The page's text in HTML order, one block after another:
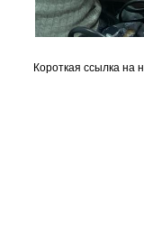
Короткая ссылка на